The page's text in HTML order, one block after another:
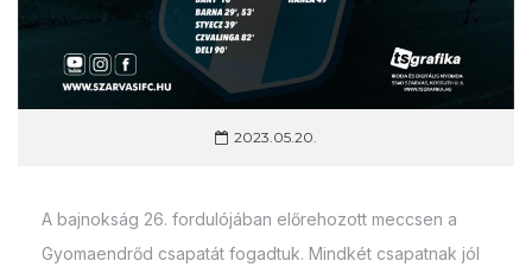
2023.05.20.
A bajnokság 26. fordulójában előrehozott meccsen a
Gyomaendrőd csapatát fogadtuk. Mindkét csapatnak jól